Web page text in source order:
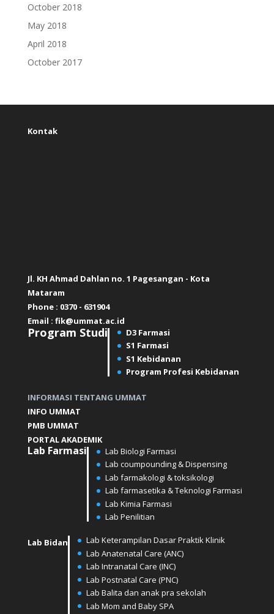
October 2018
May 2018
April 2018
October 2017
Kontak
Jl. KH Ahmad Dahlan no. 1 Pagesangan - Kota
Mataram
Phone : 0370 - 631904
Email : fik@ummat.ac.id
Program Studi
D3 Farmasi
S1 Farmasi
S1 Kebidanan
Program Profesi Kebidanan
INFORMASI TENTANG UMMAT
INFO UMMAT
PMB UMMAT
PORTAL AKADEMIK
Lab Farmasi
Lab Biologi Farmasi
Lab coumpounding & Dispensing
Lab farmakologi & toksikologi
Lab farmasetika & Teknologi Farmasi
Lab Kimia Farmasi
Lab Penilitian
Lab Bidan
Lab Keterampilan Dasar Praktik Klinik
Lab Anatenatal Care (ANC)
⁠⁠⁠Lab Intranatal Care (INC)
⁠⁠Lab Postnatal Care (PNC)
Lab Balita dan anak pra sekolah
⁠⁠Lab Mom and Baby SPA